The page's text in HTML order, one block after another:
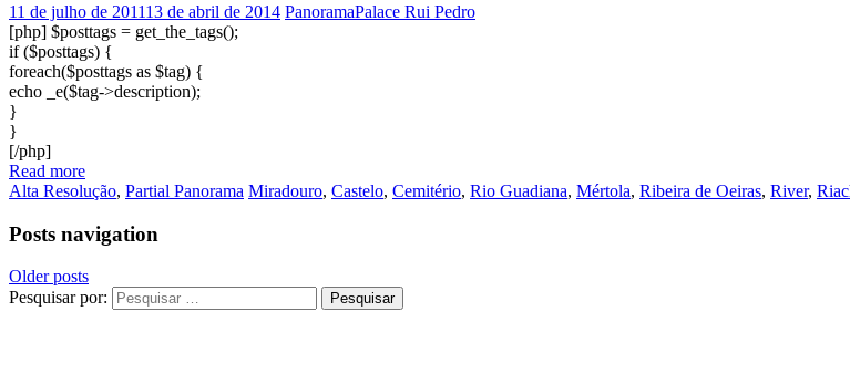
11 de julho de 201113 de abril de 2014 PanoramaPalace Rui Pedro
[php] $posttags = get_the_tags();
if ($posttags) {
foreach($posttags as $tag) {
echo _e($tag->description);
}
}
[/php]
Read more
Alta Resolução, Partial Panorama Miradouro, Castelo, Cemitério, Rio Guadiana, Mértola, Ribeira de Oeiras, River,
Posts navigation
Older posts
Pesquisar por: